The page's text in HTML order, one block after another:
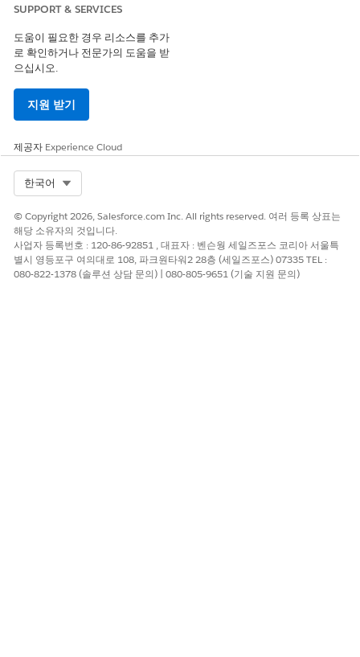
이 기사를 통해 문제를 해결했습니까?
개선을 위한 의견을 보내주세요.
SUPPORT & SERVICES
도움이 필요한 경우 리소스를 추가
로 확인하거나 전문가의 도움을 받
으십시오.
지원 받기
제공자 Experience Cloud
한국어
© Copyright 2026, Salesforce.com Inc. All rights reserved. 여러 등록 상표는
해당 소유자의 것입니다.
사업자 등록번호 : 120-86-92851 , 대표자 : 벤슨웡 세일즈포스 코리아 서울특
별시 영등포구 여의대로 108, 파크원타워2 28층 (세일즈포스) 07335 TEL :
080-822-1378 (솔루션 상담 문의) | 080-805-9651 (기술 지원 문의)